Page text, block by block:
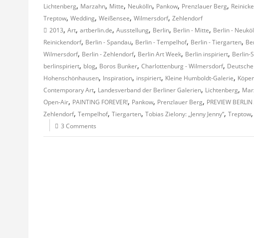
Lichtenberg, Marzahn, Mitte, Neukölln, Pankow, Prenzlauer Berg,
Treptow, Wedding, Weißensee, Wilmersdorf, Zehlendorf
2013, Art, artberlin.de, Ausstellung, Berlin, Berlin - Mitte, Berlin -
Reinickendorf, Berlin - Spandau, Berlin - Tempelhof, Berlin - Tiergarten,
Wilmersdorf, Berlin - Zehlendorf, Berlin Art Week, Berlin inspiriert, Berlin-
berlinspiriert, blog, Boros Bunker, Charlottenburg - Wilmersdorf,
Hohenschönhausen, Inspiration, inspiriert, Kleine Humboldt-Galerie,
Contemporary Art, Landesverband der Berliner Galerien, Lichtenberg,
Open-Air, PAINTING FOREVER!, Pankow, Prenzlauer Berg, PREVIEW
Zehlendorf, Tempelhof, Tiergarten, Tobias Zielony: „Jenny Jenny“, Treptow,
3 Comments